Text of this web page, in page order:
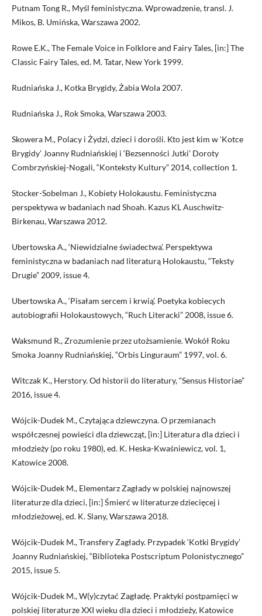
Putnam Tong R., Myśl feministyczna. Wprowadzenie, transl. J.
Mikos, B. Umińska, Warszawa 2002.
Rowe E.K., The Female Voice in Folklore and Fairy Tales, [in:] The
Classic Fairy Tales, ed. M. Tatar, New York 1999.
Rudniańska J., Kotka Brygidy, Żabia Wola 2007.
Rudniańska J., Rok Smoka, Warszawa 2003.
Skowera M., Polacy i Żydzi, dzieci i dorośli. Kto jest kim w ‘Kotce
Brygidy’ Joanny Rudniańskiej i ‘Bezsenności Jutki’ Doroty
Combrzyńskiej-Nogali, “Konteksty Kultury” 2014, collection 1.
Stocker-Sobelman J., Kobiety Holokaustu. Feministyczna
perspektywa w badaniach nad Shoah. Kazus KL Auschwitz-
Birkenau, Warszawa 2012.
Ubertowska A., ‘Niewidzialne świadectwa’. Perspektywa
feministyczna w badaniach nad literaturą Holokaustu, “Teksty
Drugie” 2009, issue 4.
Ubertowska A., ‘Pisałam sercem i krwią’. Poetyka kobiecych
autobiografii Holokaustowych, “Ruch Literacki” 2008, issue 6.
Waksmund R., Zrozumienie przez utożsamienie. Wokół Roku
Smoka Joanny Rudniańskiej, “Orbis Linguraum” 1997, vol. 6.
Witczak K., Herstory. Od historii do literatury, “Sensus Historiae”
2016, issue 4.
Wójcik-Dudek M., Czytająca dziewczyna. O przemianach
współczesnej powieści dla dziewcząt, [in:] Literatura dla dzieci i
młodzieży (po roku 1980), ed. K. Heska-Kwaśniewicz, vol. 1,
Katowice 2008.
Wójcik-Dudek M., Elementarz Zagłady w polskiej najnowszej
literaturze dla dzieci, [in:] Śmierć w literaturze dziecięcej i
młodzieżowej, ed. K. Slany, Warszawa 2018.
Wójcik-Dudek M., Transfery Zagłady. Przypadek ‘Kotki Brygidy’
Joanny Rudniańskiej, “Biblioteka Postscriptum Polonistycznego”
2015, issue 5.
Wójcik-Dudek M., W(y)czytać Zagładę. Praktyki postpamięci w
polskiej literaturze XXI wieku dla dzieci i młodzieży, Katowice